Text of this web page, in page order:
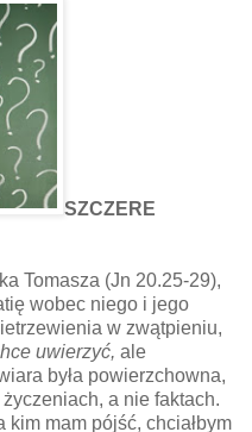
SZCZERE
Tomasza (Jn 20.25-29),
wobec niego i jego
w zwątpieniu,
uwierzyć, ale
była powierzchowna,
a nie faktach.
mam pójść, chciałbym